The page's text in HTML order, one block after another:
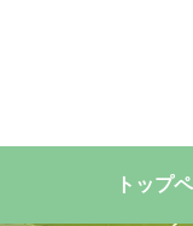
トップ